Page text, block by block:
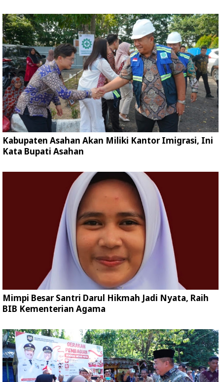
Kabupaten Asahan Akan Miliki Kantor Imigrasi, Ini
Kata Bupati Asahan
Mimpi Besar Santri Darul Hikmah Jadi Nyata, Raih
BIB Kementerian Agama